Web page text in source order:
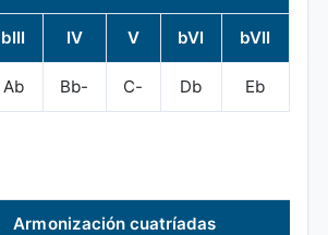
bIII IV V bVI bVII
Ab Bb- C- Db Eb
Armonización cuatríadas